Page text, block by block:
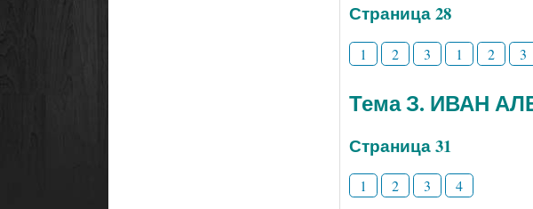
Страница 28
1 2 3 1 2 3
Тема З. ИВАН
Страница 31
1 2 3 4